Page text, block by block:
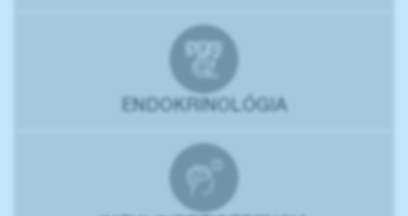
ENDOKRINOLÓGIA